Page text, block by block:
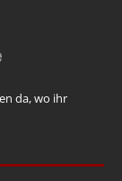
da, wo ihr